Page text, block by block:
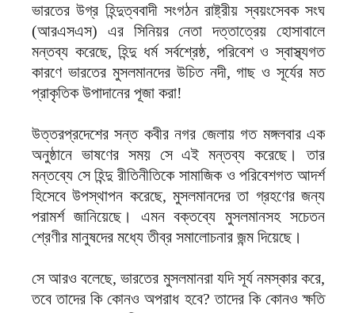
ভারতের উগ্র হিন্দুত্ববাদী সংগঠন রাষ্ট্রীয় স্বয়ংসেবক সংঘ
(আরএসএস) এর সিনিয়র নেতা দত্তাত্রেয় হোসাবালে
মন্তব্য করেছে, হিন্দু ধর্ম সর্বশ্রেষ্ঠ, পরিবেশ ও স্বাস্থ্যগত
কারণে ভারতের মুসলমানদের উচিত নদী, গাছ ও সূর্যের মত
প্রাকৃতিক উপাদানের পূজা করা!
উত্তরপ্রদেশের সন্ত কবীর নগর জেলায় গত মঙ্গলবার এক
অনুষ্ঠানে ভাষণের সময় সে এই মন্তব্য করেছে। তার
মন্তব্যে সে হিন্দু রীতিনীতিকে সামাজিক ও পরিবেশগত আদর্শ
হিসেবে উপস্থাপন করেছে, মুসলমানদের তা গ্রহণের জন্য
পরামর্শ জানিয়েছে। এমন বক্তব্যে মুসলমানসহ সচেতন
শ্রেণীর মানুষদের মধ্যে তীব্র সমালোচনার জন্ম দিয়েছে।
সে আরও বলেছে, ভারতের মুসলমানরা যদি সূর্য নমস্কার করে,
তবে তাদের কি কোনও অপরাধ হবে? তাদের কি কোনও ক্ষতি